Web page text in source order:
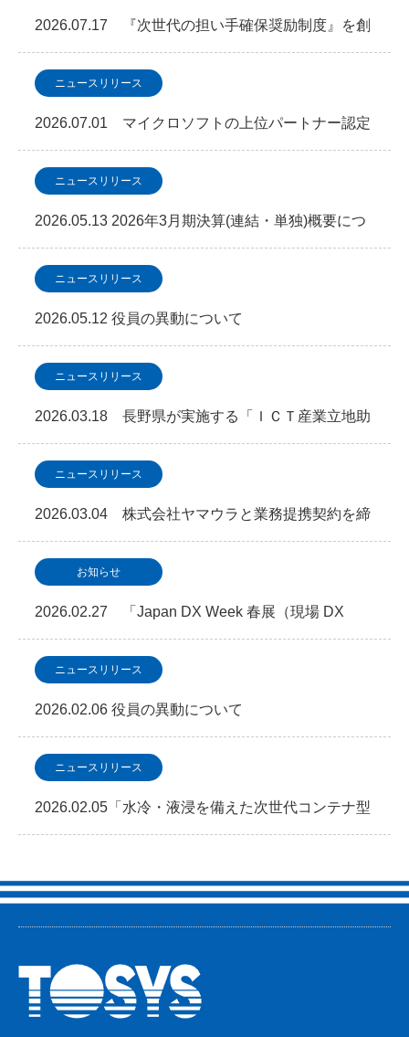
2026.07.17 『次世代の担い手確保奨励制度』を創
設しました
ニュースリリース
2026.07.01 マイクロソフトの上位パートナー認定
資格「Microsoft Copilot」S…
ニュースリリース
2026.05.13 2026年3月期決算(連結・単独)概要につ
いてニュースリリース
2026.05.12 役員の異動について
ニュースリリース
2026.03.18 長野県が実施する「ＩＣＴ産業立地助
成金事業」において事業認定を取得しました
ニュースリリース
2026.03.04 株式会社ヤマウラと業務提携契約を締
結「次世代型データセンター・地方分散NAGA…
お知らせ
2026.02.27 「Japan DX Week 春展（現場 DX
EXPO）」に出展します
ニュースリリース
2026.02.06 役員の異動について
ニュースリリース
2026.02.05「水冷・液浸を備えた次世代コンテナ型